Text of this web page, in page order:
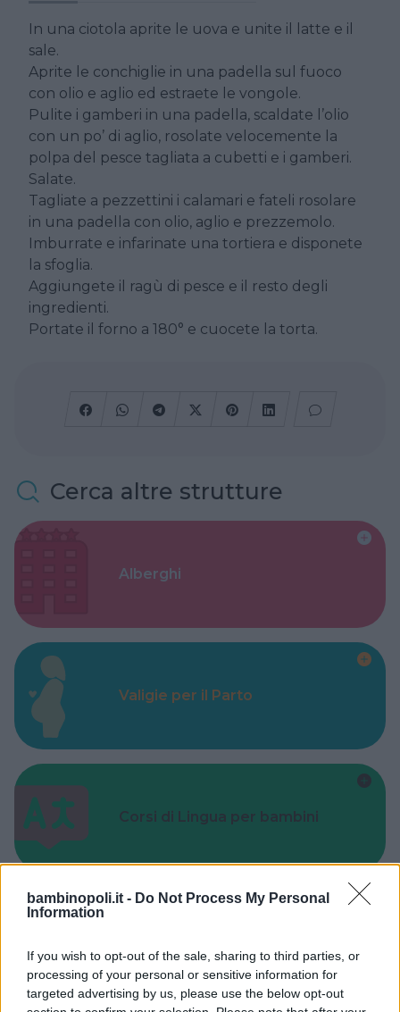
bambinopoli.it - Do Not Process My Personal
Information
If you wish to opt-out of the sale, sharing to third parties, or
processing of your personal or sensitive information for
targeted advertising by us, please use the below opt-out
In una ciotola aprite le uova e unite il latte e il
sale.
Aprite le conchiglie in una padella sul fuoco
con olio e aglio ed estraete le vongole.
Pulite i gamberi in una padella, scaldate l’olio
con un po’ di aglio, rosolate velocemente la
polpa del pesce tagliata a cubetti e i gamberi.
Salate.
Tagliate a pezzettini i calamari e fateli rosolare
in una padella con olio, aglio e prezzemolo.
Imburrate e infarinate una tortiera e disponete
la sfoglia.
Aggiungete il ragù di pesce e il resto degli
ingredienti.
Portate il forno a 180° e cuocete la torta.
Cerca altre strutture
Alberghi
Valigie per il Parto
Corsi di Lingua per bambini